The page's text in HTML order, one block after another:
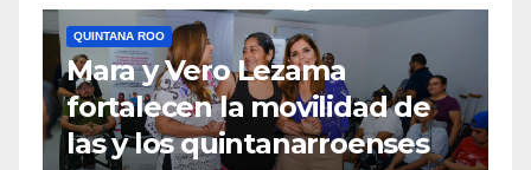
QUINTANA ROO TULUM
Medidas concretas para
mejorar el acceso a playas
en Tulum